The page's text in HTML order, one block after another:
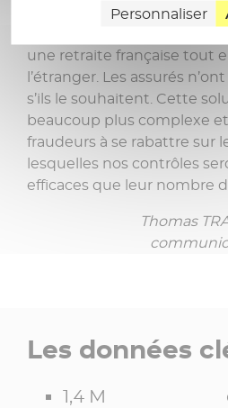
et plus rapide, pour
une retraite française tout
l’étranger. Les assurés
s’ils le souhaitent. Cette
beaucoup plus complexe
fraudeurs à se rabattre sur
lesquelles nos contrôles
efficaces que leur nombre
Thomas
Les données
1,4 M
Personnaliser